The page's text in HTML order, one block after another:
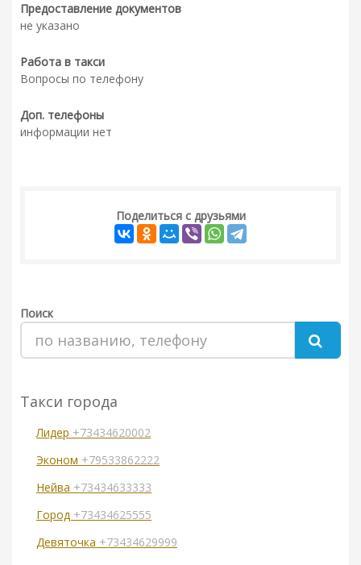
Предоставление документов
не указано
Работа в такси
Вопросы по телефону
Доп. телефоны
информации нет
Поделиться с друзьями
Поиск
Такси города
Лидер +73434620002
Эконом +79533862222
Нейва +73434633333
Город +73434625555
Девяточка +73434629999